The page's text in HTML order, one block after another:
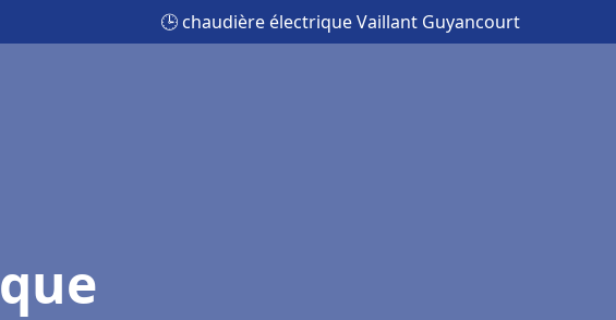
🕒 chaudière électrique Vaillant Guyancourt